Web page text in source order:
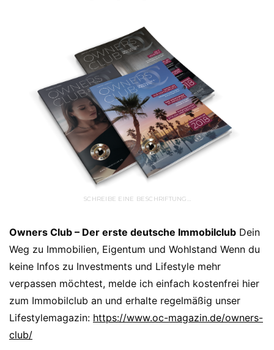
SCHREIBE EINE BESCHRIFTUNG…
Owners Club – Der erste deutsche Immobilclub Dein
Weg zu Immobilien, Eigentum und Wohlstand Wenn du
keine Infos zu Investments und Lifestyle mehr
verpassen möchtest, melde ich einfach kostenfrei hier
zum Immobilclub an und erhalte regelmäßig unser
Lifestylemagazin: https://www.oc-magazin.de/owners-
club/